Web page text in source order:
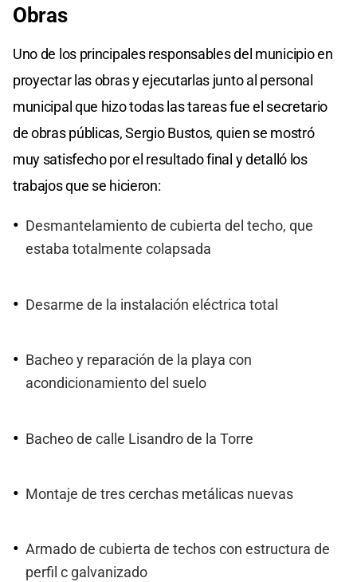
Obras
Uno de los principales responsables del municipio en
proyectar las obras y ejecutarlas junto al personal
municipal que hizo todas las tareas fue el secretario
de obras públicas, Sergio Bustos, quien se mostró
muy satisfecho por el resultado final y detalló los
trabajos que se hicieron:
Desmantelamiento de cubierta del techo, que
estaba totalmente colapsada
Desarme de la instalación eléctrica total
Bacheo y reparación de la playa con
acondicionamiento del suelo
Bacheo de calle Lisandro de la Torre
Montaje de tres cerchas metálicas nuevas
Armado de cubierta de techos con estructura de
perfil c galvanizado